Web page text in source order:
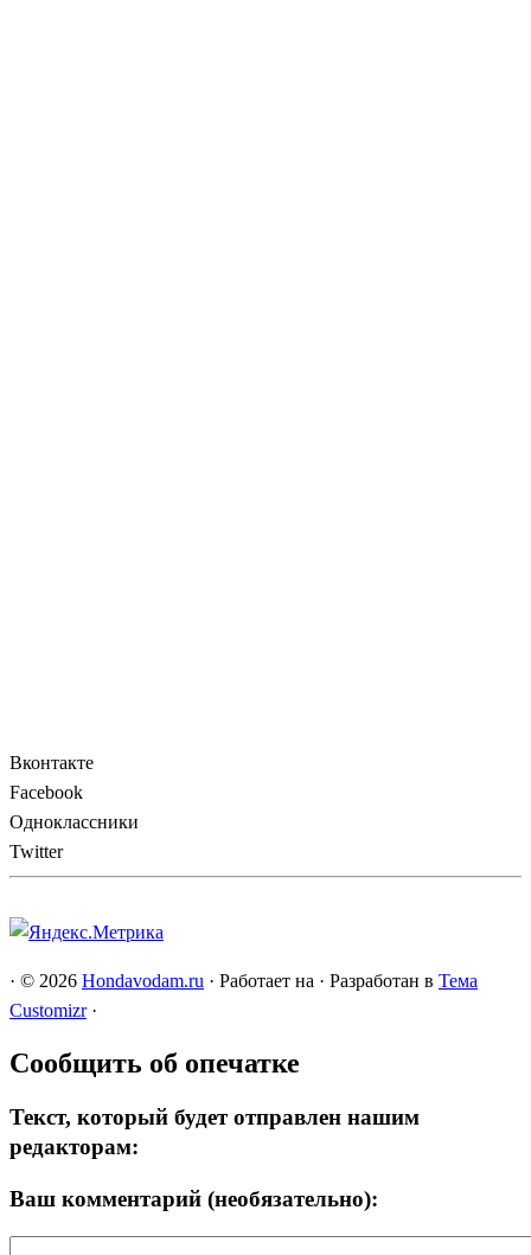
Вконтакте
Facebook
Одноклассники
Twitter
· © 2026 Hondavodam.ru · Работает на · Разработан в Тема
Customizr ·
Сообщить об опечатке
Текст, который будет отправлен нашим
редакторам:
Ваш комментарий (необязательно):